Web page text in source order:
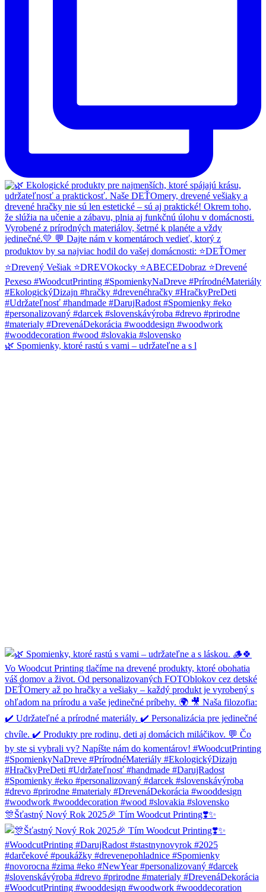
🌿 Spomienky, ktoré rastú s vami – udržateľne a s l
🎊Šťastný Nový Rok 2025🎉 Tím Woodcut Printing❣️✨